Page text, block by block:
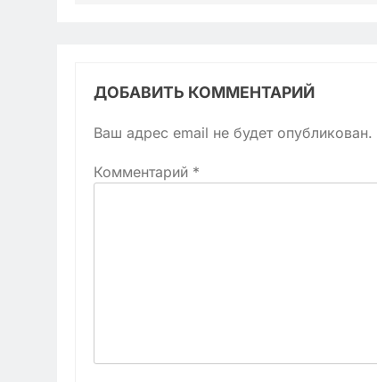
ДОБАВИТЬ КОММЕНТАРИЙ
Ваш адрес email не будет опубликован.
Комментарий *